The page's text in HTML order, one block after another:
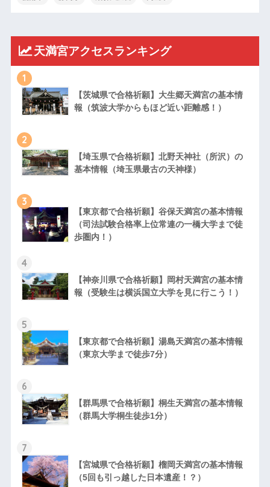
天満宮アクセスランキング
1
【茨城県で合格祈願】大生郷天満宮の基本情
報（筑波大学からもほど近い距離感！）
2
【埼玉県で合格祈願】北野天神社（所沢）の
基本情報（埼玉県最古の天神様）
3
【東京都で合格祈願】谷保天満宮の基本情報
（司法試験合格率上位常連の一橋大学まで徒
歩圏内！）
4
【神奈川県で合格祈願】岡村天満宮の基本情
報（受験生は横浜国立大学を見に行こう！）
5
【東京都で合格祈願】湯島天満宮の基本情報
（東京大学まで徒歩7分）
6
【群馬県で合格祈願】桐生天満宮の基本情報
（群馬大学桐生徒歩1分）
7
【宮城県で合格祈願】榴岡天満宮の基本情報
（5回も引っ越した日本遺産！？）